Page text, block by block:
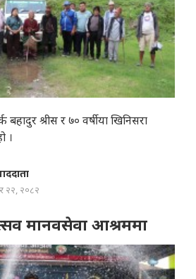
बहादुर श्रीस र ७० वर्षीया खिनिसरा
।
२२, २०८२
मानवसेवा आश्रममा